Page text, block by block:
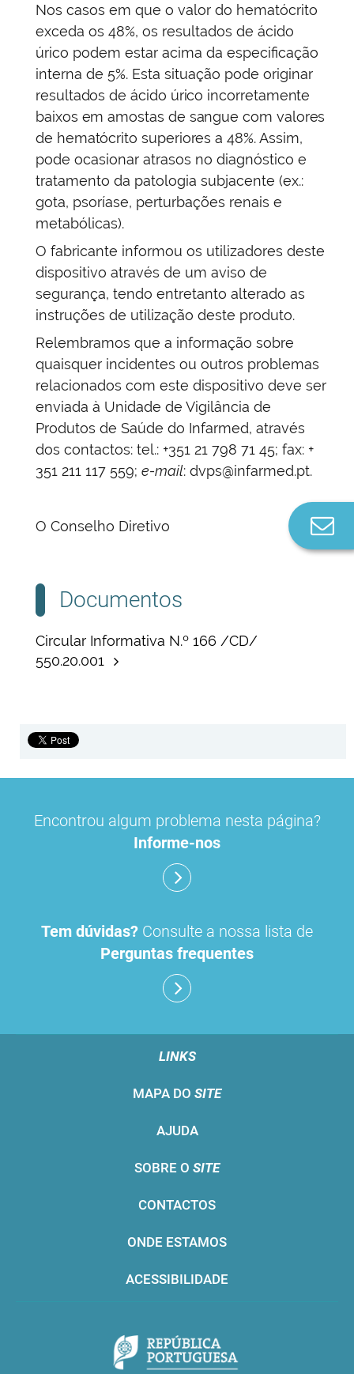
Nos casos em que o valor do hematócrito
exceda os 48%, os resultados de ácido
úrico podem estar acima da especificação
interna de 5%. Esta situação pode originar
resultados de ácido úrico incorretamente
baixos em amostas de sangue com valores
de hematócrito superiores a 48%. Assim,
pode ocasionar atrasos no diagnóstico e
tratamento da patologia subjacente (ex.:
gota, psoríase, perturbações renais e
metabólicas).
O fabricante informou os utilizadores deste
dispositivo através de um aviso de
segurança, tendo entretanto alterado as
instruções de utilização deste produto.
Relembramos que a informação sobre
quaisquer incidentes ou outros problemas
relacionados com este dispositivo deve ser
enviada à Unidade de Vigilância de
Produtos de Saúde do Infarmed, através
dos contactos: tel.: +351 21 798 71 45; fax: +
351 211 117 559; e-mail: dvps@infarmed.pt.
O Conselho Diretivo
Documentos
Circular Informativa N.º 166 /CD/
550.20.001
Encontrou algum problema nesta página?
Informe-nos
Tem dúvidas? Consulte a nossa lista de
Perguntas frequentes
LINKS
MAPA DO SITE
AJUDA
SOBRE O SITE
CONTACTOS
ONDE ESTAMOS
ACESSIBILIDADE